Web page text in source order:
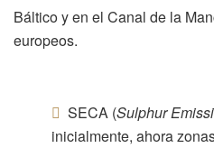
Báltico y en el Canal de la
europeos.
SECA (Sulphur
inicialmente, ahora